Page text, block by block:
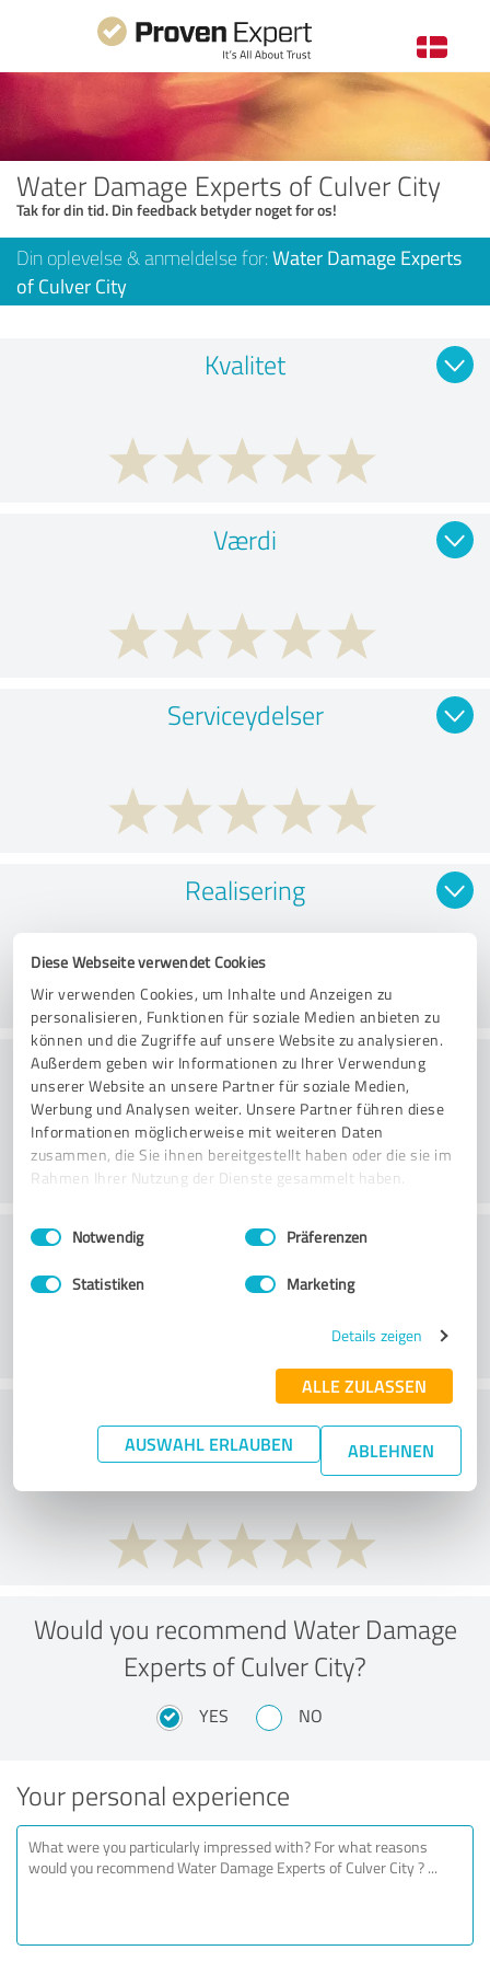
Diese Webseite verwendet Cookies
Wir verwenden Cookies, um Inhalte und Anzeigen zu
personalisieren, Funktionen für soziale Medien anbieten zu
können und die Zugriffe auf unsere Website zu analysieren.
Außerdem geben wir Informationen zu Ihrer Verwendung
unserer Website an unsere Partner für soziale Medien,
Werbung und Analysen weiter. Unsere Partner führen diese
Informationen möglicherweise mit weiteren Daten
zusammen, die Sie ihnen bereitgestellt haben oder die sie im
Rahmen Ihrer Nutzung der Dienste gesammelt haben.
Impressum Datenschutzbestimmungen
Einwilligungsauswahl
Notwendig Präferenzen
Statistiken Marketing
Details zeigen
ALLE ZULASSEN
AUSWAHL ERLAUBEN ABLEHNEN
Water Damage Experts of Culver City
Tak for din tid. Din feedback betyder noget for os!
Din oplevelse & anmeldelse for: Water Damage Experts
of Culver City
Kvalitet
Værdi
Serviceydelser
Realisering
Rådgivning
Kundeservice
What do you think of the price to
performance ratio?
Would you recommend Water Damage
Experts of Culver City?
YES NO
Your personal experience